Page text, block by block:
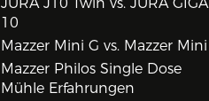
10
Mazzer Mini G vs. Mazzer Mini
Mazzer Philos Single Dose
Mühle Erfahrungen